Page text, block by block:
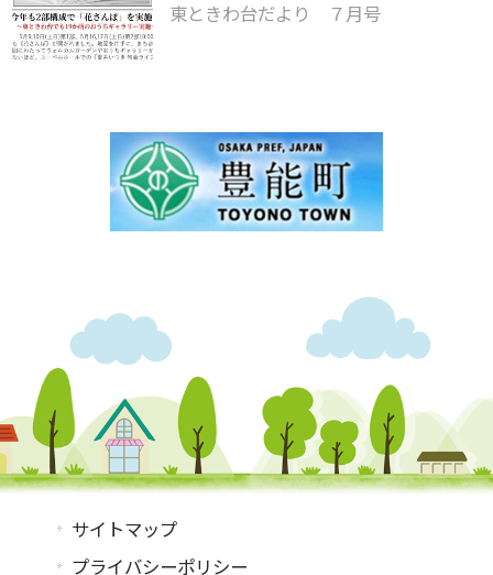
東ときわ台だより ７月号
サイトマップ
プライバシーポリシー